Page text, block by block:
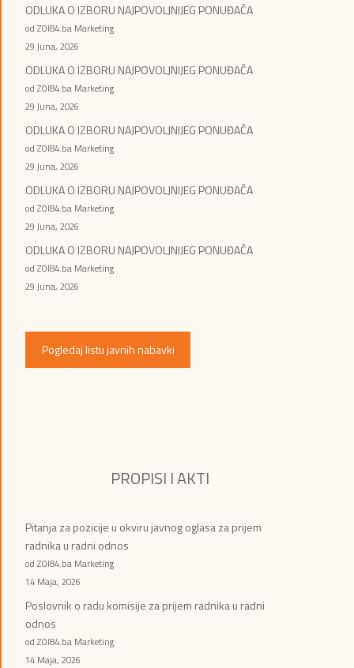
ODLUKA O IZBORU NAJPOVOLJNIJEG PONUĐAČA
od ZOI84.ba Marketing
29 Juna, 2026
ODLUKA O IZBORU NAJPOVOLJNIJEG PONUĐAČA
od ZOI84.ba Marketing
29 Juna, 2026
ODLUKA O IZBORU NAJPOVOLJNIJEG PONUĐAČA
od ZOI84.ba Marketing
29 Juna, 2026
ODLUKA O IZBORU NAJPOVOLJNIJEG PONUĐAČA
od ZOI84.ba Marketing
29 Juna, 2026
ODLUKA O IZBORU NAJPOVOLJNIJEG PONUĐAČA
od ZOI84.ba Marketing
29 Juna, 2026
Pogledaj listu javnih nabavki
PROPISI I AKTI
Pitanja za pozicije u okviru javnog oglasa za prijem
radnika u radni odnos
od ZOI84.ba Marketing
14 Maja, 2026
Poslovnik o radu komisije za prijem radnika u radni
odnos
od ZOI84.ba Marketing
14 Maja, 2026